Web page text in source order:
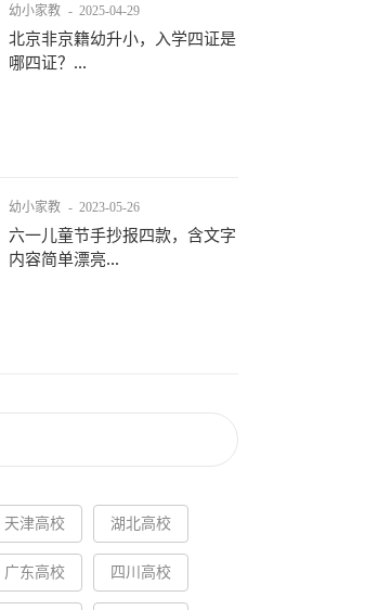
幼小家教 - 2025-04-29
北京非京籍幼升小，入学四证是
哪四证？...
幼小家教 - 2023-05-26
六一儿童节手抄报四款，含文字
内容简单漂亮...
天津高校 湖北高校
广东高校 四川高校